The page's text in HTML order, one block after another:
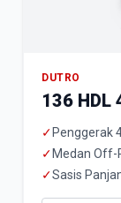
DUTRO
136 HDL
✓ Penggerak
✓ Medan Off-
✓Sasis